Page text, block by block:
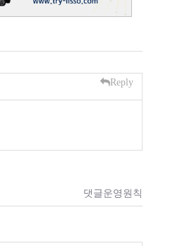
Reply
댓글운영원칙